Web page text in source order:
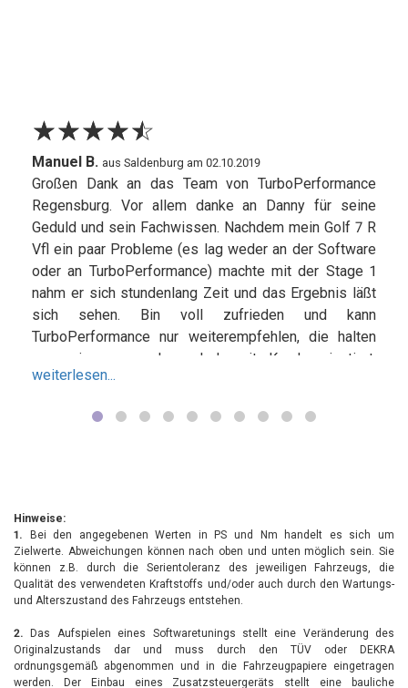
☆☆☆☆☆
★★★★★
Manuel B. aus Saldenburg am 02.10.2019
Großen Dank an das Team von TurboPerformance
Regensburg. Vor allem danke an Danny für seine
Geduld und sein Fachwissen. Nachdem mein Golf 7 R
Vfl ein paar Probleme (es lag weder an der Software
oder an TurboPerformance) machte mit der Stage 1
nahm er sich stundenlang Zeit und das Ergebnis läßt
sich sehen. Bin voll zufrieden und kann
TurboPerformance nur weiterempfehlen, die halten
was sie versprechen. Jederzeit Kundenorientiert,
stehts freundlich und es wird gearbeitet bis eine
Hardwareumbauten für Stage 2 wieder kommen.
weiterlesen...
Hinweise:
1. Bei den angegebenen Werten in PS und Nm handelt es sich um
Zielwerte. Abweichungen können nach oben und unten möglich sein. Sie
können z.B. durch die Serientoleranz des jeweiligen Fahrzeugs, die
Qualität des verwendeten Kraftstoffs und/oder auch durch den Wartungs-
und Alterszustand des Fahrzeugs entstehen.
2. Das Aufspielen eines Softwaretunings stellt eine Veränderung des
Originalzustands dar und muss durch den TÜV oder DEKRA
ordnungsgemäß abgenommen und in die Fahrzeugpapiere eingetragen
werden. Der Einbau eines Zusatzsteuergeräts stellt eine bauliche